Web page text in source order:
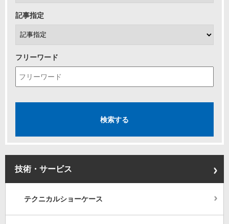
記事指定
フリーワード
技術・サービス
テクニカルショーケース